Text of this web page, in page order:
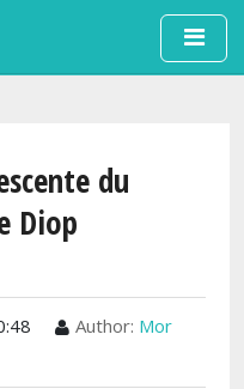
au contenu principal
du
Diop
Author: Mor